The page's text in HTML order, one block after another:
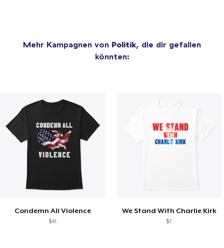
Mehr Kampagnen von Politik, die dir gefallen
könnten:
Condemn All Violence
$41
We Stand With Charlie Kirk
$7